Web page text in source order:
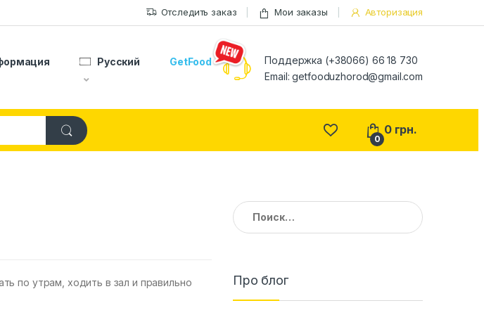
Отследить заказ Мои заказы Авторизация
Русский GetFood
Поддержка (+38066) 66 18 730
Email:getfooduzhorod@gmail.com
0
0 грн.
по утрам, ходить в зал и правильно
Найти:
Про блог